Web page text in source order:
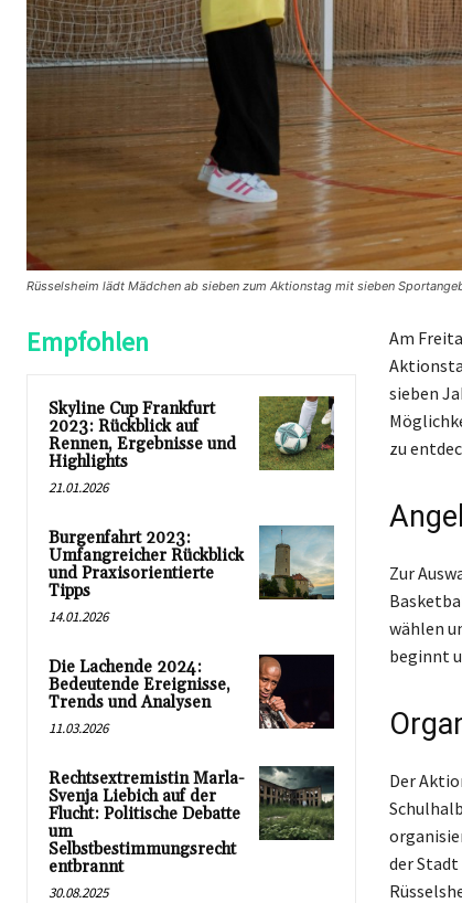
Rüsselsheim lädt Mädchen ab sieben zum Aktionstag mit sieben
Empfohlen
Skyline Cup Frankfurt
2023: Rückblick auf
Rennen, Ergebnisse und
Highlights
21.01.2026
Burgenfahrt 2023:
Umfangreicher Rückblick
und Praxisorientierte
Tipps
14.01.2026
Die Lachende 2024:
Bedeutende Ereignisse,
Trends und Analysen
11.03.2026
Rechtsextremistin Marla-
Svenja Liebich auf der
Flucht: Politische Debatte
um
Selbstbestimmungsrecht
entbrannt
30.08.2025
Am
sieben
zu
Zur
wählen
beginnt
Der
der Stadt